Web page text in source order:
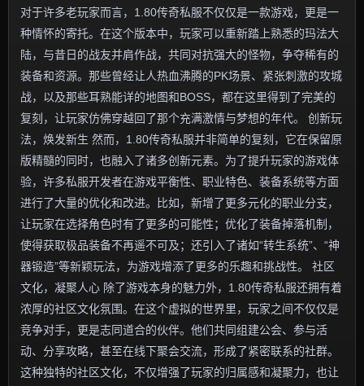
对于许多老玩家而言，1.80传奇私服不仅仅是一款游戏，更是一
种情怀的寄托。在这个版本中，玩家可以重新踏上熟悉的玛法大
陆，与昔日的战友并肩作战，共同对抗强大的怪物，争夺稀有的
装备和资源。那些曾经让人热血沸腾的PK场景、紧张刺激的攻城
战，以及那些耳熟能详的地图和BOSS，都在这里得到了完美的
复刻，让玩家仿佛穿越回了那个充满激情与梦想的年代。 创新玩
法，焕发新生 然而，1.80传奇私服并非简单的复刻，它在保留原
版精髓的同时，也融入了诸多创新元素。为了提升玩家的游戏体
验，许多私服开发者在游戏平衡性、职业特色、装备系统等方面
进行了大量的优化和改进。比如，新增了更多元化的职业分支，
让玩家在选择角色时有了更多的可能性；优化了装备掉落机制，
使得获取极品装备不再遥不可及；还引入了诸如“转生系统”、“神
器锻造”等新颖玩法，为游戏增添了更多的乐趣和挑战性。 社区
文化，凝聚人心 除了游戏本身的魅力外，1.80传奇私服还拥有着
浓厚的社区文化氛围。在这个虚拟的世界里，玩家之间不仅仅是
竞争对手，更是志同道合的伙伴。他们共同组建公会、参与活
动、分享攻略，甚至在线下聚会交流，形成了紧密联系的社群。
这种独特的社区文化，不仅增强了玩家的归属感和凝聚力，也让